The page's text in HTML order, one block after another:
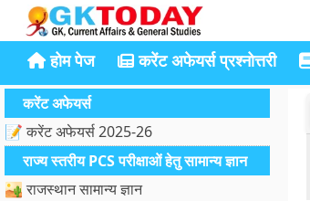
होम पेज करेंट अफेयर्स प्रश्नोत्तरी
करेंट अफेयर्स
📝 करेंट अफेयर्स 2025-26
राज्य स्तरीय PCS परीक्षाओं हेतु सामान्य ज्ञान
🏜️ राजस्थान सामान्य ज्ञान